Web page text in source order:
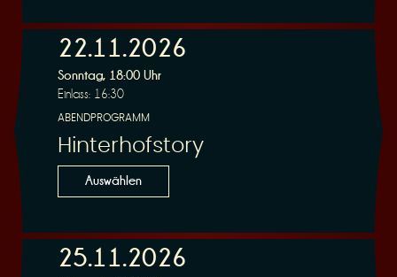
n
g
22.11.2026
Sonntag, 18:00 Uhr
Einlass: 16:30
ABENDPROGRAMM
Hinterhofstory
Auswählen
25.11.2026